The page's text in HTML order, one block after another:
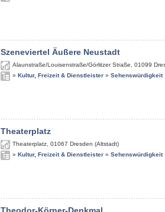
Szeneviertel Äußere Neustadt
Alaunstraße/Louisenstraße/Görlitzer Straße 01099
» Kultur, Freizeit & Dienstleister » Sehenswürdigkeit
Theaterplatz
Theaterplatz 01067 Dresden (Altstadt)
» Kultur, Freizeit & Dienstleister » Sehenswürdigkeit